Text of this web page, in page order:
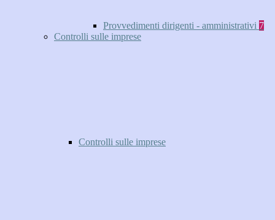
Provvedimenti dirigenti - amministrativi 7
Controlli sulle imprese
Controlli sulle imprese